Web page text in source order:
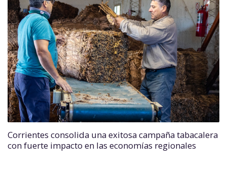
Corrientes consolida una exitosa campaña tabacalera
con fuerte impacto en las economías regionales